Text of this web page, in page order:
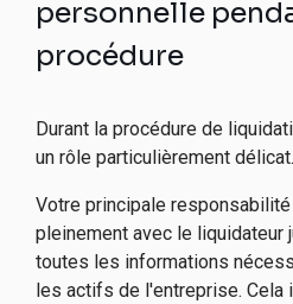
personnelle
procédure
Durant la procédure de
un rôle particulièrement délicat.
Votre principale
pleinement avec le liquidateur
toutes les informations
les actifs de l'entreprise. Cela